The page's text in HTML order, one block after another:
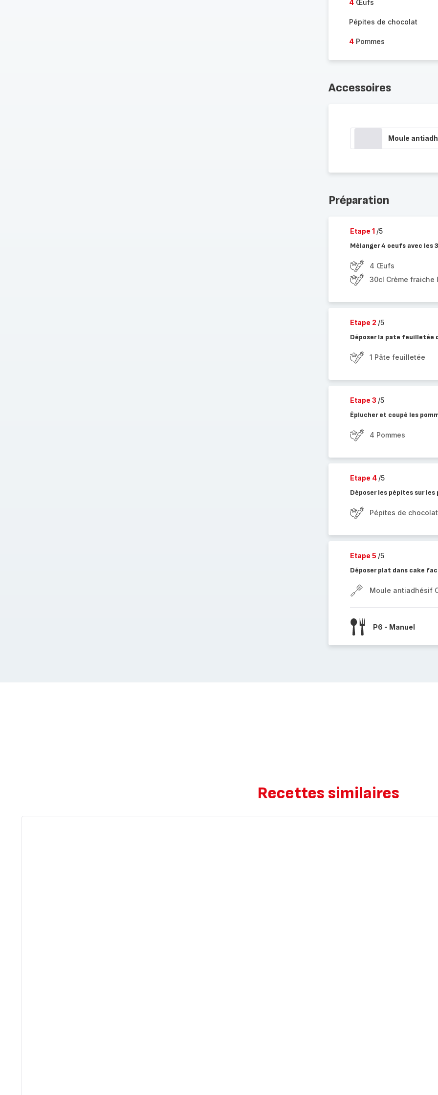
4Œufs
Pépites de chocolat
4Pommes
Accessoires
Moule
Préparation
Etape 1 /5
Mélanger 4 oeufs avec les
4 Œufs
30cl Crème fraiche
Etape 2 /5
Déposer la pate feuilletée
1 Pâte feuilletée
Etape 3 /5
Éplucher et coupé les
4 Pommes
Etape 4 /5
Déposer les pépites sur les
Pépites de chocolat
Etape 5 /5
Déposer plat dans cake
Moule antiadhésif
P6 - Manuel
Recettes similaires